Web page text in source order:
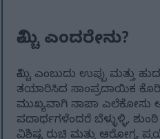
ಕಿಮ್ಚಿ ಎಂದರೇನು?
ಕಿಮ್ಚಿ ಎಂಬುದು ಉಪ್ಪು ಮತ್ತು
ತಯಾರಿಸಿದ ಸಾಂಪ್ರದಾಯಿಕ
ಮುಖ್ಯವಾಗಿ ನಾಪಾ ಎಲೆಕೋಸು
ಪದಾರ್ಥಗಳೆಂದರೆ ಬೆಳ್ಳುಳ್ಳಿ,